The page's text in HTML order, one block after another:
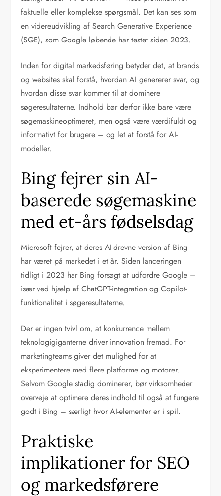
faktuelle eller komplekse spørgsmål. Det kan ses som
en videreudvikling af Search Generative Experience
(SGE), som Google løbende har testet siden 2023.
Inden for digital markedsføring betyder det, at brands
og websites skal forstå, hvordan AI genererer svar, og
hvordan disse svar kommer til at dominere
søgeresultaterne. Indhold bør derfor ikke bare være
søgemaskineoptimeret, men også være værdifuldt og
informativt for brugere – og let at forstå for AI-
modeller.
Bing fejrer sin AI-
baserede søgemaskine
med et-års fødselsdag
Microsoft fejrer, at deres AI-drevne version af Bing
har været på markedet i et år. Siden lanceringen
tidligt i 2023 har Bing forsøgt at udfordre Google –
især ved hjælp af ChatGPT-integration og Copilot-
funktionalitet i søgeresultaterne.
Der er ingen tvivl om, at konkurrence mellem
teknologigiganterne driver innovation fremad. For
marketingteams giver det mulighed for at
eksperimentere med flere platforme og motorer.
Selvom Google stadig dominerer, bør virksomheder
overveje at optimere deres indhold til også at fungere
godt i Bing – særligt hvor AI-elementer er i spil.
Praktiske
implikationer for SEO
og markedsførere